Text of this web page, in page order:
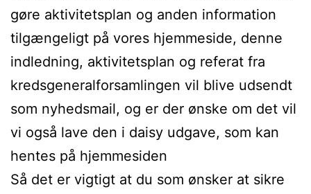
gøre aktivitetsplan og anden information
tilgængeligt på vores hjemmeside, denne
indledning, aktivitetsplan og referat fra
kredsgeneralforsamlingen vil blive udsendt
som nyhedsmail, og er der ønske om det vil
vi også lave den i daisy udgave, som kan
hentes på hjemmesiden
Så det er vigtigt at du som ønsker at sikre